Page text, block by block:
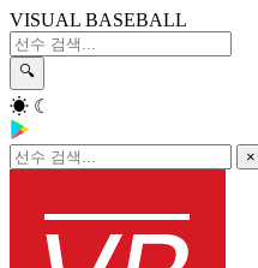
VISUAL BASEBALL
🔍
☀ ☾
×